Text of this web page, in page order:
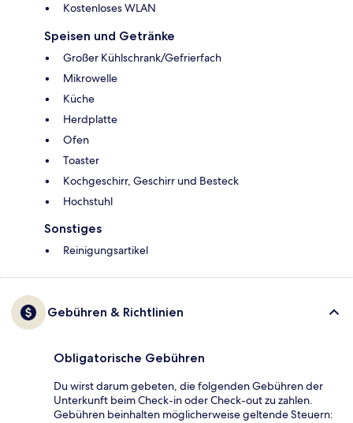
Kostenloses WLAN
Speisen und Getränke
Großer Kühlschrank/Gefrierfach
Mikrowelle
Küche
Herdplatte
Ofen
Toaster
Kochgeschirr, Geschirr und Besteck
Hochstuhl
Sonstiges
Reinigungsartikel
Gebühren & Richtlinien
Obligatorische Gebühren
Du wirst darum gebeten, die folgenden Gebühren der
Unterkunft beim Check-in oder Check-out zu zahlen.
Gebühren beinhalten möglicherweise geltende Steuern: